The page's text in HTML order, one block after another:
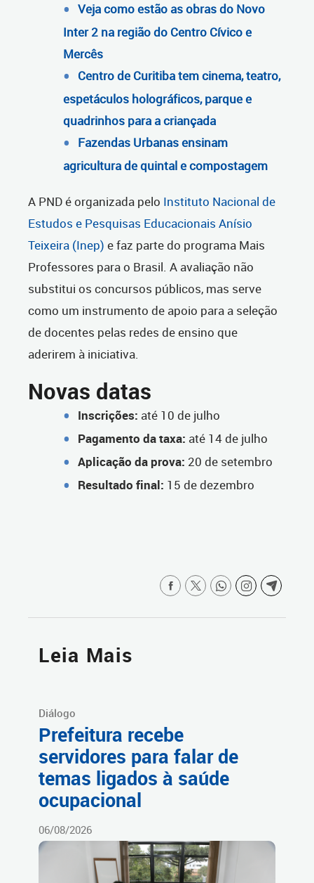
Veja como estão as obras do Novo
Inter 2 na região do Centro Cívico e
Mercês
Centro de Curitiba tem cinema, teatro,
espetáculos holográficos, parque e
quadrinhos para a criançada
Fazendas Urbanas ensinam
agricultura de quintal e compostagem
A PND é organizada pelo Instituto Nacional de
Estudos e Pesquisas Educacionais Anísio
Teixeira (Inep) e faz parte do programa Mais
Professores para o Brasil. A avaliação não
substitui os concursos públicos, mas serve
como um instrumento de apoio para a seleção
de docentes pelas redes de ensino que
aderirem à iniciativa.
Novas datas
Inscrições: até 10 de julho
Pagamento da taxa: até 14 de julho
Aplicação da prova: 20 de setembro
Resultado final: 15 de dezembro
Leia Mais
Diálogo
Prefeitura recebe
servidores para falar de
temas ligados à saúde
ocupacional
06/08/2026